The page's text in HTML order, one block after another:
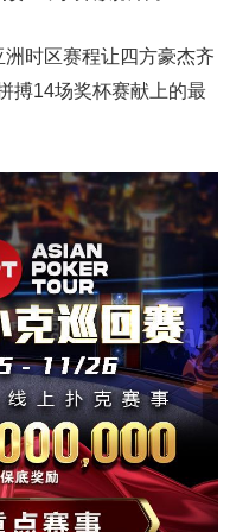
洲时区赛程让四方豪杰齐
搏14场奖杯赛献上的最